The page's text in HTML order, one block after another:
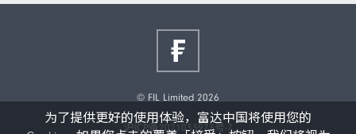
为了提供更好的使用体验，富达中国将使用您的
© FIL Limited 2026
沪ICP备2021033973号-7